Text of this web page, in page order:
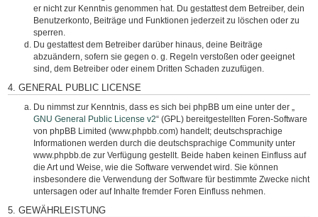
er nicht zur Kenntnis genommen hat. Du gestattest dem Betreiber, dein
Benutzerkonto, Beiträge und Funktionen jederzeit zu löschen oder zu
sperren.
Du gestattest dem Betreiber darüber hinaus, deine Beiträge
abzuändern, sofern sie gegen o. g. Regeln verstoßen oder geeignet
sind, dem Betreiber oder einem Dritten Schaden zuzufügen.
4. GENERAL PUBLIC LICENSE
Du nimmst zur Kenntnis, dass es sich bei phpBB um eine unter der „
GNU General Public License v2“ (GPL) bereitgestellten Foren-Software
von phpBB Limited (www.phpbb.com) handelt; deutschsprachige
Informationen werden durch die deutschsprachige Community unter
www.phpbb.de zur Verfügung gestellt. Beide haben keinen Einfluss auf
die Art und Weise, wie die Software verwendet wird. Sie können
insbesondere die Verwendung der Software für bestimmte Zwecke nicht
untersagen oder auf Inhalte fremder Foren Einfluss nehmen.
5. GEWÄHRLEISTUNG